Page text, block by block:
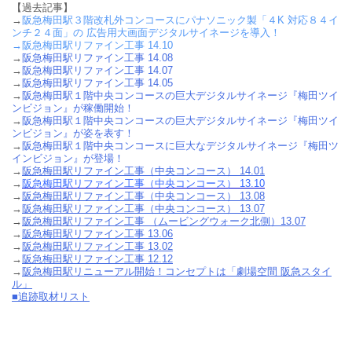
【過去記事】
→ 阪急梅田駅３階改札外コンコースにパナソニック製「４K 対応８４イ
ンチ２４面」の 広告用大画面デジタルサイネージを導入！
→ 阪急梅田駅リファイン工事 14.10
→ 阪急梅田駅リファイン工事 14.08
→ 阪急梅田駅リファイン工事 14.07
→ 阪急梅田駅リファイン工事 14.05
→ 阪急梅田駅１階中央コンコースの巨大デジタルサイネージ『梅田ツイ
ンビジョン』が稼働開始！
→ 阪急梅田駅１階中央コンコースの巨大デジタルサイネージ『梅田ツイ
ンビジョン』が姿を表す！
→ 阪急梅田駅１階中央コンコースに巨大なデジタルサイネージ『梅田ツ
インビジョン』が登場！
→ 阪急梅田駅リファイン工事（中央コンコース） 14.01
→ 阪急梅田駅リファイン工事（中央コンコース） 13.10
→ 阪急梅田駅リファイン工事（中央コンコース） 13.08
→ 阪急梅田駅リファイン工事（中央コンコース） 13.07
→ 阪急梅田駅リファイン工事 （ムービングウォーク北側）13.07
→ 阪急梅田駅リファイン工事 13.06
→ 阪急梅田駅リファイン工事 13.02
→ 阪急梅田駅リファイン工事 12.12
→ 阪急梅田駅リニューアル開始！コンセプトは「劇場空間 阪急スタイ
ル」
■追跡取材リスト